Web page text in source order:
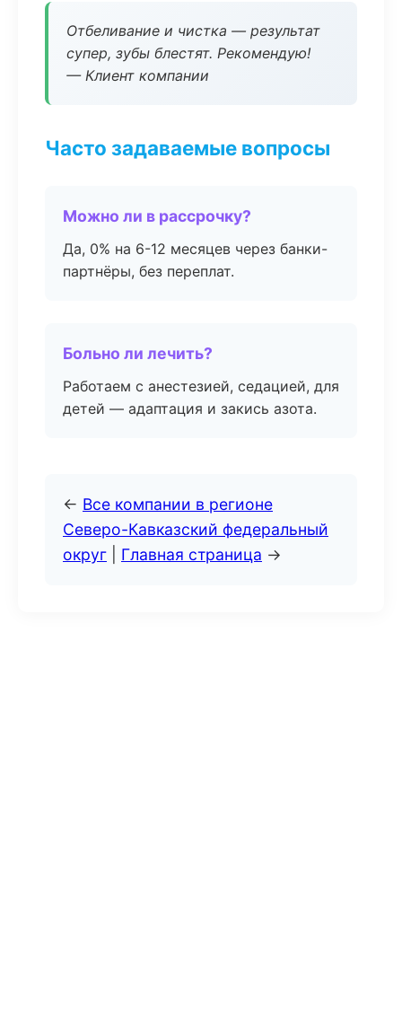
Отбеливание и чистка — результат
супер, зубы блестят. Рекомендую!
— Клиент компании
Часто задаваемые вопросы
Можно ли в рассрочку?
Да, 0% на 6-12 месяцев через банки-
партнёры, без переплат.
Больно ли лечить?
Работаем с анестезией, седацией, для
детей — адаптация и закись азота.
← Все компании в регионе
Северо-Кавказский федеральный
округ
Главная страница →